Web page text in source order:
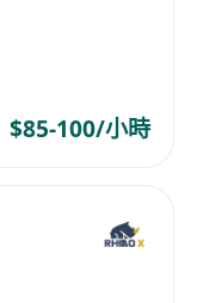
$85-100/小時